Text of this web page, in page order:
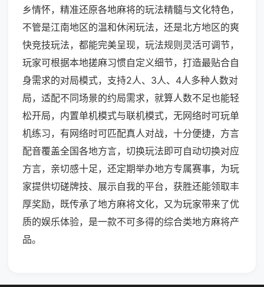
乡情怀，精准还原各地麻将的玩法精髓与文化特色，
不管是江南地区的温和休闲玩法，还是北方地区的爽
快竞技玩法，都能完美呈现，玩法规则灵活可调节，
玩家可根据本地搓麻习惯自定义细节，打造最贴合自
身需求的对局模式，支持2人、3人、4人多种人数对
局，适配不同场景的约局需求，就算人数不足也能轻
松开局，内置单机模式与联机模式，无网络时可玩单
机练习，有网络时可匹配真人对战，十分便捷，方言
配音覆盖全国各地方言，切换玩法即可自动切换对应
方言，亲切感十足，还定期举办地方专属赛事，为玩
家提供切磋牌技、展示自我的平台，获胜还能领取丰
厚奖励，既传承了地方麻将文化，又为玩家带来了优
质的娱乐体验，是一款不可多得的综合类地方麻将产
品。